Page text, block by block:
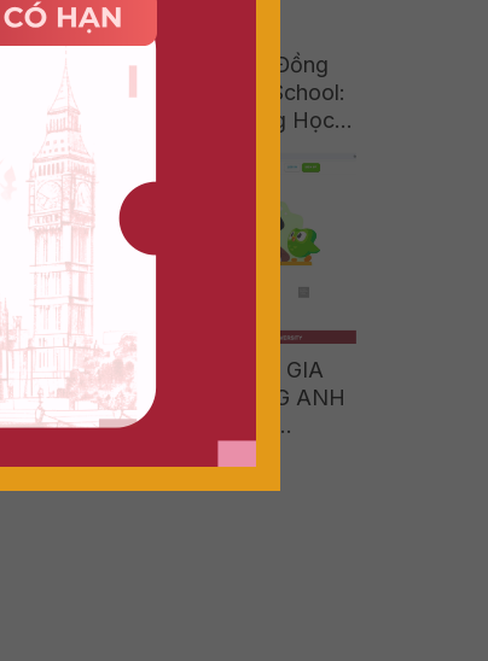
DMU-HSU Vietnam Đồng
Hành Cùng Victoria School:
Khi Học Sinh “Trường Học
Hạnh Phúc” Khám Phá Thế
Giới Nghề Nghiệp Thực Tế
HƯỚNG DẪN THAM GIA
BÀI KIỂM TRA TIẾNG ANH
ĐẦU VÀO MIỄN PHÍ